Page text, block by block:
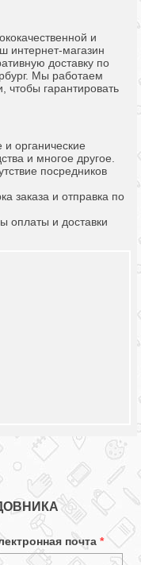
и
интернет-магазин
доставку по
Мы работаем
чтобы гарантировать
органические
и многое другое.
посредников
заказа и отправка по
оплаты и доставки
почта *